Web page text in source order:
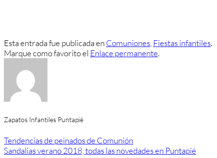
Esta entrada fue publicada en Comuniones Fiestas infantiles.
Marque como favorito el Enlace permanente.
Zapatos Infantiles Puntapié
Tendencias de peinados de Comunión
Sandalias verano 2018, todas las novedades en Puntapié